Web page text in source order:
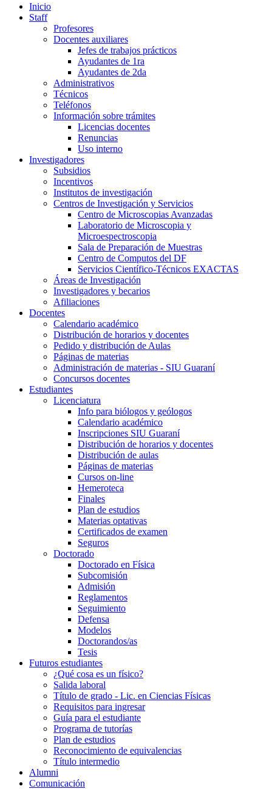
Inicio
Staff
Profesores
Docentes auxiliares
Jefes de trabajos prácticos
Ayudantes de 1ra
Ayudantes de 2da
Administrativos
Técnicos
Teléfonos
Información sobre trámites
Licencias docentes
Renuncias
Uso interno
Investigadores
Subsidios
Incentivos
Institutos de investigación
Centros de Investigación y Servicios
Centro de Microscopias Avanzadas
Laboratorio de Microscopia y
Microespectroscopia
Sala de Preparación de Muestras
Centro de Computos del DF
Servicios Científico-Técnicos EXACTAS
Áreas de Investigación
Investigadores y becarios
Afiliaciones
Docentes
Calendario académico
Distribución de horarios y docentes
Pedido y distribución de Aulas
Páginas de materias
Administración de materias - SIU Guaraní
Concursos docentes
Estudiantes
Licenciatura
Info para biólogos y geólogos
Calendario académico
Inscripciones SIU Guaraní
Distribución de horarios y docentes
Distribución de aulas
Páginas de materias
Cursos on-line
Hemeroteca
Finales
Plan de estudios
Materias optativas
Certificados de examen
Seguros
Doctorado
Doctorado en Física
Subcomisión
Admisión
Reglamentos
Seguimiento
Defensa
Modelos
Doctorandos/as
Tesis
Futuros estudiantes
¿Qué cosa es un físico?
Salida laboral
Título de grado - Lic. en Ciencias Físicas
Requisitos para ingresar
Guía para el estudiante
Programa de tutorías
Plan de estudios
Reconocimiento de equivalencias
Título intermedio
Alumni
Comunicación